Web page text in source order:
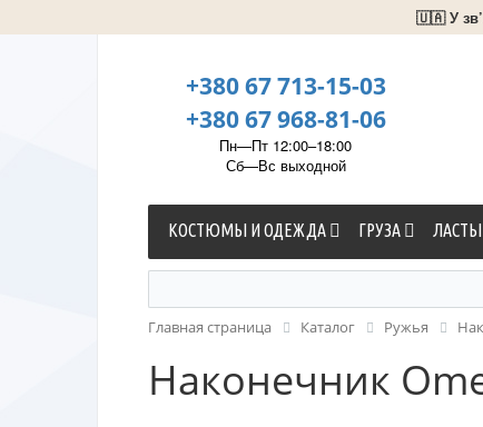
🇺🇦 У
+380 67 713-15-03
+380 67 968-81-06
Пн—Пт 12:00–18:00
Сб—Вс выходной
КОСТЮМЫ И ОДЕЖДА ГРУЗА ЛАСТЫ
Главная страница Каталог Ружья
Наконечник